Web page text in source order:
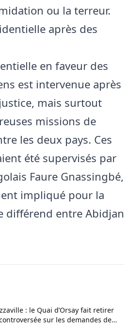
ou la terreur.
après des
en faveur des
est intervenue après
mais surtout
missions de
les deux pays. Ces
été supervisés par
Faure Gnassingbé,
impliqué pour la
différend entre Abidjan
: le Quai d’Orsay fait retirer
sur les demandes de